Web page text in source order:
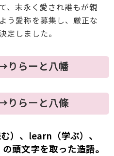
、末永く愛され誰もが親
う愛称を募集し、厳正な
定しました。
りらーと八幡
りらーと八條
）、learn（学ぶ）、
頭文字を取った造語。